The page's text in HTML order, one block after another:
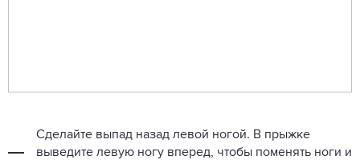
Сделайте выпад назад левой ногой. В прыжке
выведите левую ногу вперед, чтобы поменять ноги и